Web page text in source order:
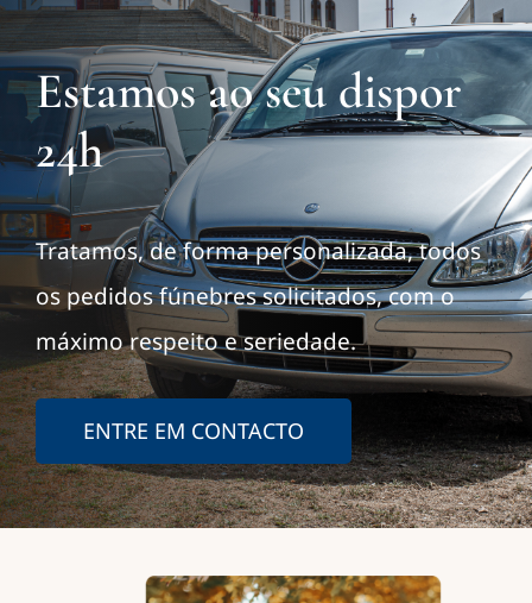
Estamos ao seu dispor
24h
Tratamos, de forma personalizada, todos
os pedidos fúnebres solicitados, com o
máximo respeito e seriedade.
ENTRE EM CONTACTO